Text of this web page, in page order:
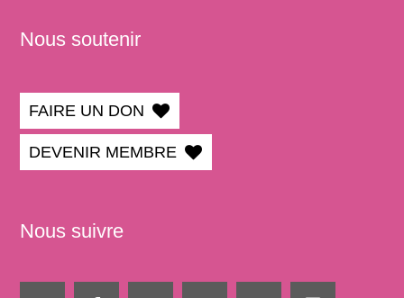
Nous soutenir
FAIRE UN DON
DEVENIR MEMBRE
Nous suivre